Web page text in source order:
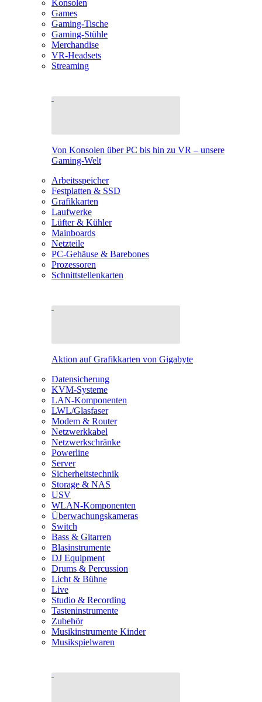
Konsolen
Games
Gaming-Tische
Gaming-Stühle
Merchandise
VR-Headsets
Streaming
Von Konsolen über PC bis hin zu VR – unsere
Gaming-Welt
Arbeitsspeicher
Festplatten & SSD
Grafikkarten
Laufwerke
Lüfter & Kühler
Mainboards
Netzteile
PC-Gehäuse & Barebones
Prozessoren
Schnittstellenkarten
Aktion auf Grafikkarten von Gigabyte
Datensicherung
KVM-Systeme
LAN-Komponenten
LWL/Glasfaser
Modem & Router
Netzwerkkabel
Netzwerkschränke
Powerline
Server
Sicherheitstechnik
Storage & NAS
USV
WLAN-Komponenten
Überwachungskameras
Switch
Bass & Gitarren
Blasinstrumente
DJ Equipment
Drums & Percussion
Licht & Bühne
Live
Studio & Recording
Tasteninstrumente
Zubehör
Musikinstrumente Kinder
Musikspielwaren